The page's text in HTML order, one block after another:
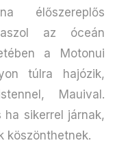
élőszereplős
az óceán
a Motonui
túlra hajózik,
Mauival.
ha sikerrel járnak,
köszönthetnek.